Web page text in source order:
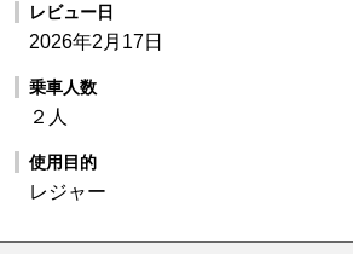
レビュー日
2026年2月17日
乗車人数
２人
使用目的
レジャー